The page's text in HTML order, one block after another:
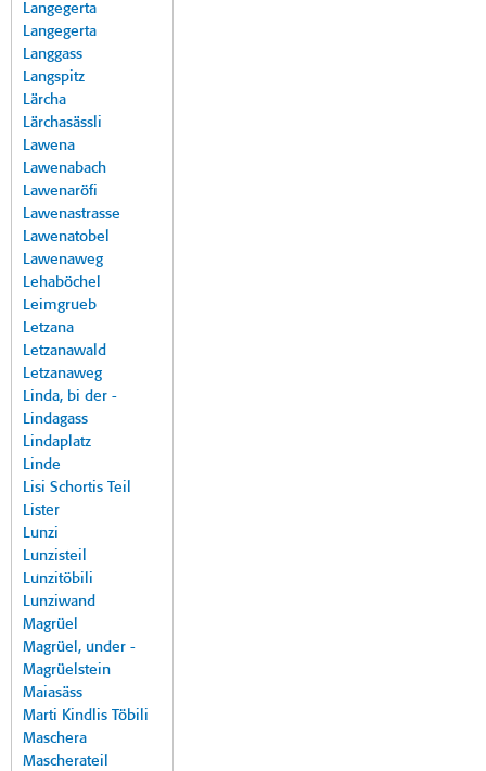
Langegerta
Langegerta
Langgass
Langspitz
Lärcha
Lärchasässli
Lawena
Lawenabach
Lawenaröfi
Lawenastrasse
Lawenatobel
Lawenaweg
Lehaböchel
Leimgrueb
Letzana
Letzanawald
Letzanaweg
Linda, bi der -
Lindagass
Lindaplatz
Linde
Lisi Schortis Teil
Lister
Lunzi
Lunzisteil
Lunzitöbili
Lunziwand
Magrüel
Magrüel, under -
Magrüelstein
Maiasäss
Marti Kindlis Töbili
Maschera
Mascherateil